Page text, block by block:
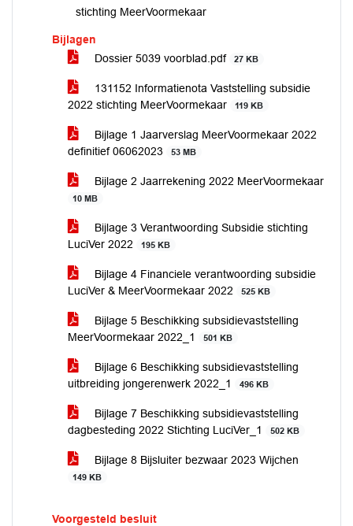
stichting MeerVoormekaar
Bijlagen
Dossier 5039 voorblad.pdf
27 KB
131152 Informatienota Vaststelling subsidie
2022 stichting MeerVoormekaar
119 KB
Bijlage 1 Jaarverslag MeerVoormekaar 2022
definitief 06062023
53 MB
Bijlage 2 Jaarrekening 2022 MeerVoormekaar
10 MB
Bijlage 3 Verantwoording Subsidie stichting
LuciVer 2022
195 KB
Bijlage 4 Financiele verantwoording subsidie
LuciVer & MeerVoormekaar 2022
525 KB
Bijlage 5 Beschikking subsidievaststelling
MeerVoormekaar 2022_1
501 KB
Bijlage 6 Beschikking subsidievaststelling
uitbreiding jongerenwerk 2022_1
496 KB
Bijlage 7 Beschikking subsidievaststelling
dagbesteding 2022 Stichting LuciVer_1
502 KB
Bijlage 8 Bijsluiter bezwaar 2023 Wijchen
149 KB
Voorgesteld besluit